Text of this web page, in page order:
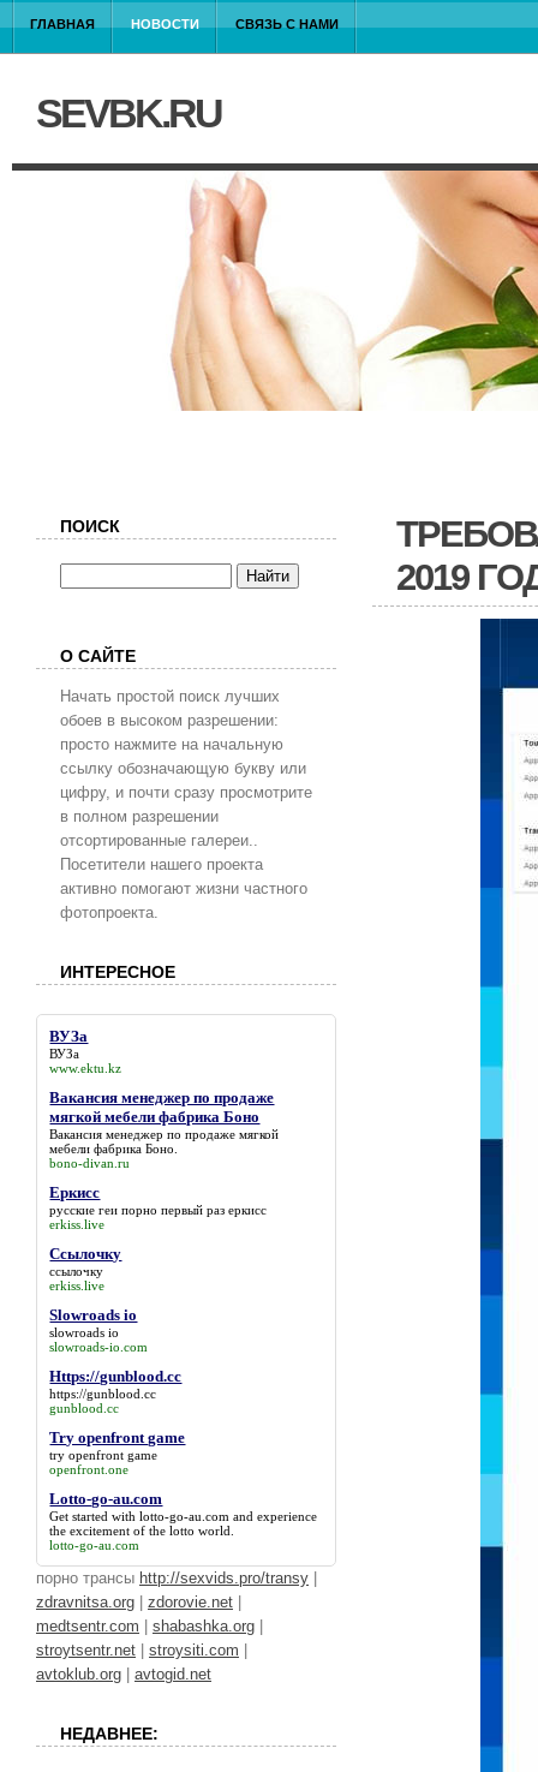
ГЛАВНАЯ НОВОСТИ СВЯЗЬ С НАМИ
SEVBK.RU
2019
ПОИСК
О САЙТЕ
Начать простой поиск лучших
обоев в высоком разрешении:
просто нажмите на начальную
ссылку обозначающую букву или
цифру, и почти сразу просмотрите
в полном разрешении
отсортированные галереи..
Посетители нашего проекта
активно помогают жизни частного
фотопроекта.
ИНТЕРЕСНОЕ
ВУЗа
ВУЗа
www.ektu.kz
Вакансия менеджер по продаже
мягкой мебели фабрика Боно
Вакансия менеджер по продаже мягкой
мебели фабрика Боно
bono-divan.ru
Еркисс
русские геи порно первый разеркисс
erkiss.live
Ссылочку
ссылочку
erkiss.live
Slowroads io
slowroads io
slowroads-io.com
Https://gunblood.cc
https://gunblood.cc
gunblood.cc
Try openfront game
try openfront game
openfront.one
Lotto-go-au.com
Get started withlotto-go-au.com and experience
the excitement of the lotto world.
lotto-go-au.com
порно трансы http://sexvids.pro/transy
zdravnitsa.org
zdorovie.net
medtsentr.com
shabashka.org
stroytsentr.net
stroysiti.com
avtoklub.org
avtogid.net
НЕДАВНЕЕ: